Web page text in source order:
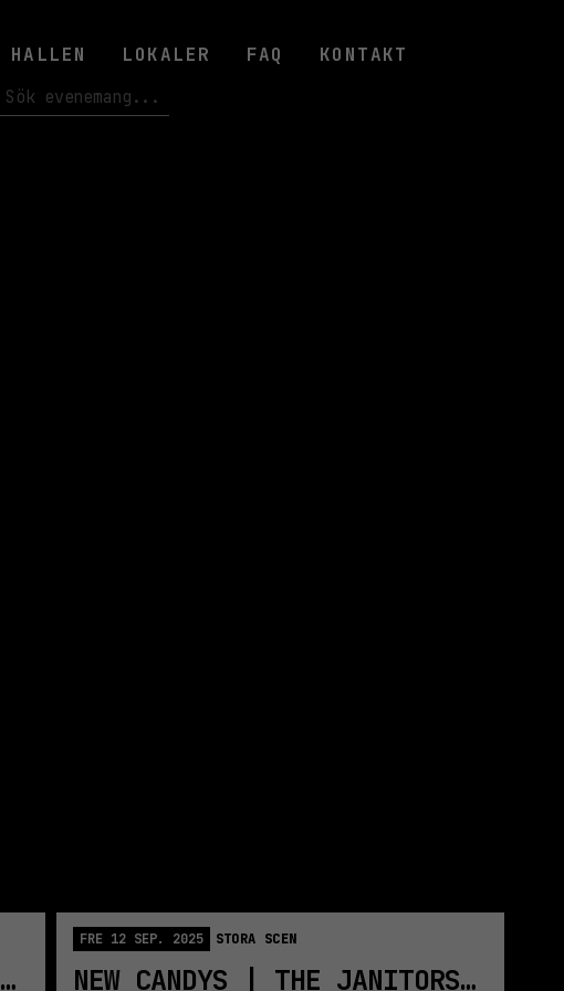
HALLEN LOKALER FAQ KONTAKT
LIFELOVER 20-ÅRS JUBILEUM - ALL AGES | STOCKHOLM
FRE 12 SEP. 2025 STORA SCEN
NEW CANDYS | THE JANITORS | KOLLEKTIVET LIVET